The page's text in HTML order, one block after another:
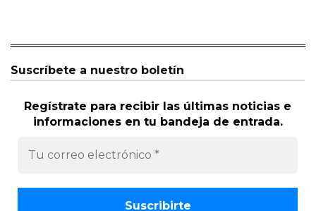
Suscríbete a nuestro boletín
Regístrate para recibir las últimas noticias e
informaciones en tu bandeja de entrada.